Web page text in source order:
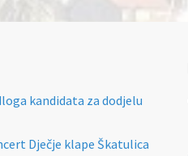
kandidata za dodjelu
Dječje klape Škatulica